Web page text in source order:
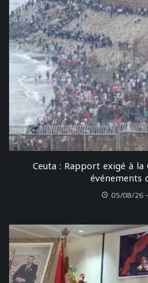
Ceuta : Rapport exigé à
événements
05/08/26